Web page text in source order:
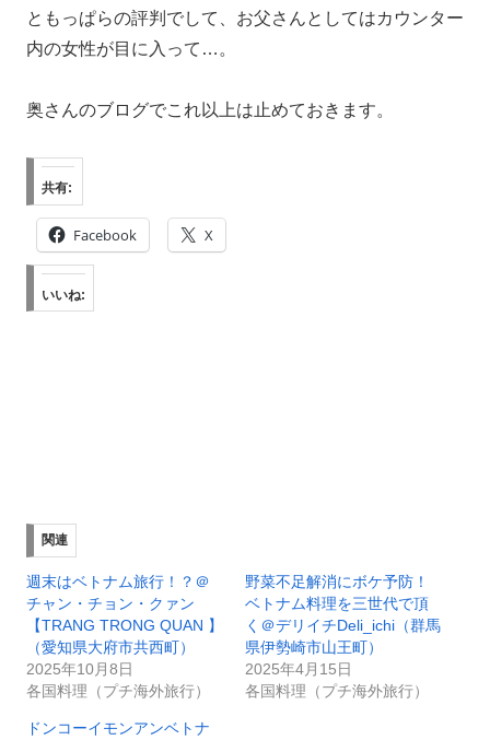
ともっぱらの評判でして、お父さんとしてはカウンター
内の女性が目に入って…。
奥さんのブログでこれ以上は止めておきます。
共有:
Facebook X
いいね:
関連
週末はベトナム旅行！？＠
チャン・チョン・クァン
【TRANG TRONG QUAN 】
（愛知県大府市共西町）
2025年10月8日
各国料理（プチ海外旅行）
野菜不足解消にボケ予防！
ベトナム料理を三世代で頂
く＠デリイチDeli_ichi（群馬
県伊勢崎市山王町）
2025年4月15日
各国料理（プチ海外旅行）
ドンコーイモンアンベトナ